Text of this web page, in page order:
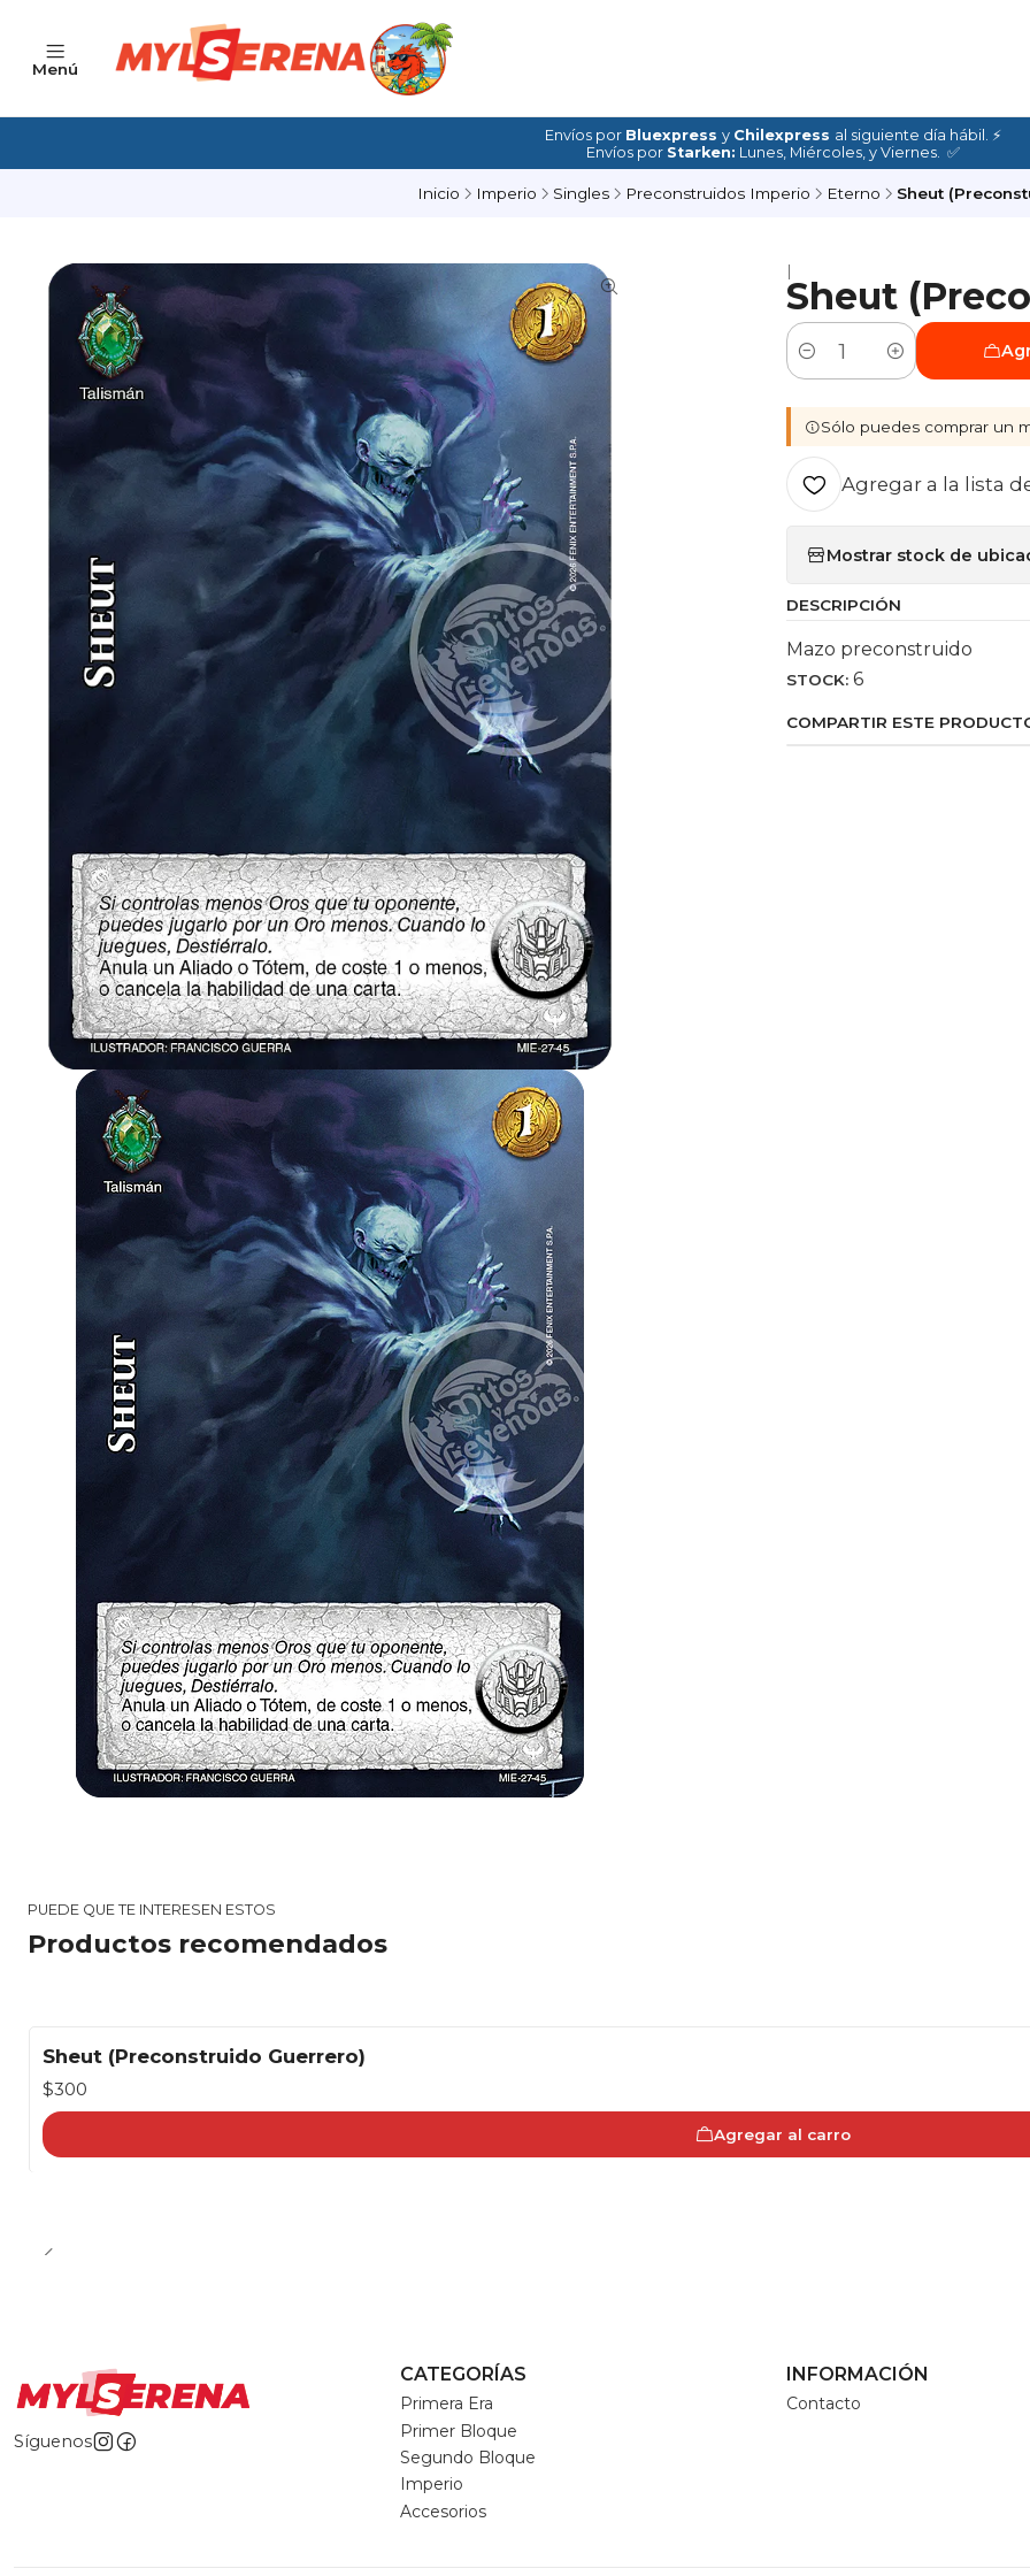
Menú
Envíos por Bluexpress y Chilexpress al siguiente día hábil. ⚡
Envíos por Starken: Lunes, Miércoles, y Viernes. ✅
Inicio Imperio Singles Preconstruidos Imperio Eterno Sheut
|
Sheut
Cantidad
Sólo puedes comprar un
Agregar a la lista
Mostrar stock de
DESCRIPCIÓN
Mazo preconstruido
STOCK: 6
COMPARTIR ESTE
PUEDE QUE TE INTERESEN ESTOS
Productos recomendados
Sheut (Preconstruido Guerrero)
$300
Agregar al carro
Síguenos
CATEGORÍAS
Primera Era
Primer Bloque
Segundo Bloque
Imperio
Accesorios
INFORMACIÓN
Contacto